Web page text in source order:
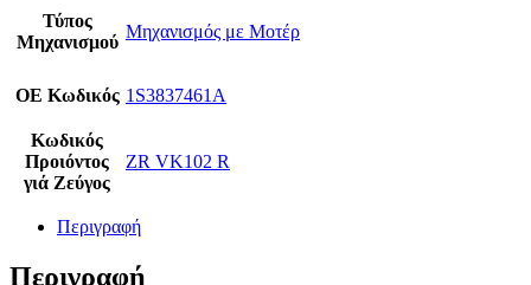
Τύπος
Μηχανισμού
Μηχανισμός με Μοτέρ
ΟΕ Κωδικός 1S3837461A
Κωδικός
Προιόντος
γιά Ζεύγος
ZR VK102 R
Περιγραφή
Περιγραφή